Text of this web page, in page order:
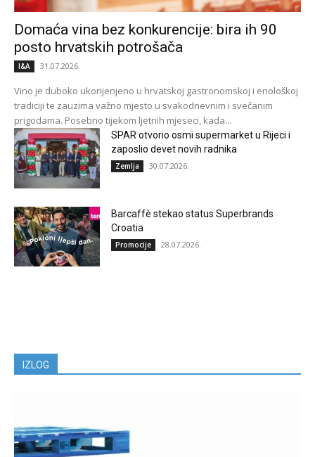
Domaća vina bez konkurencije: bira ih 90
posto hrvatskih potrošača
I&A 31.07.2026.
Vino je duboko ukorijenjeno u hrvatskoj gastronomskoj i enološkoj
tradiciji te zauzima važno mjesto u svakodnevnim i svečanim
prigodama. Posebno tijekom ljetnih mjeseci, kada...
SPAR otvorio osmi supermarket u Rijeci i
zaposlio devet novih radnika
Zemlja 30.07.2026.
Barcaffè stekao status Superbrands
Croatia
Promocije 28.07.2026.
IZLOG